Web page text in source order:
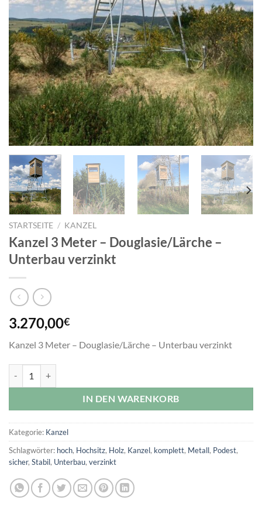
STARTSEITE / KANZEL
Kanzel 3 Meter – Douglasie/Lärche –
Unterbau verzinkt
3.270,00€
Kanzel 3 Meter – Douglasie/Lärche – Unterbau verzinkt
IN DEN WARENKORB
Kategorie: Kanzel
Schlagwörter: hoch, Hochsitz, Holz, Kanzel, komplett, Metall, Podest,
sicher, Stabil, Unterbau, verzinkt